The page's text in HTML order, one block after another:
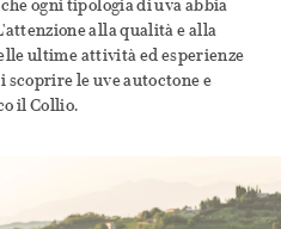
ogni tipologia di uva abbia
alla qualità e alla
ultime attività ed esperienze
le uve autoctone e
il Collio.